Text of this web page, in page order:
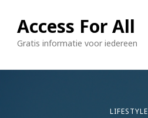
Access For All
Gratis informatie voor iedereen
LIFESTYLE